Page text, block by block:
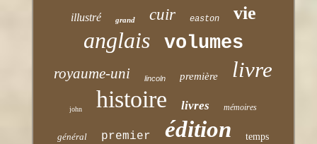
illustré grand cuir easton vie
anglais volumes
royaume-uni lincoln première livre
john histoire livres mémoires
général premier édition temps